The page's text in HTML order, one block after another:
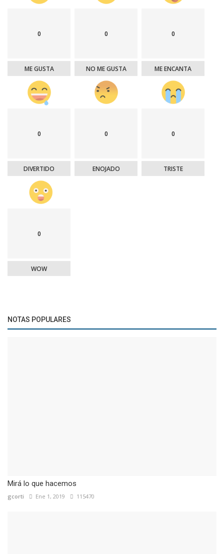
0
ME GUSTA
0
NO ME GUSTA
0
ME ENCANTA
0
DIVERTIDO
0
ENOJADO
0
TRISTE
0
WOW
NOTAS POPULARES
Mirá lo que hacemos
gcorti Ene 1, 2019 115470